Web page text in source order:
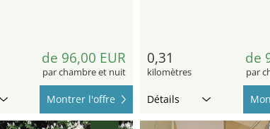
de 96,00 EUR
par chambre et nuit
Montrer l'offre
0,31
kilomètres
de
par
Détails